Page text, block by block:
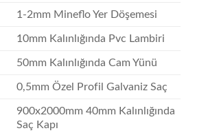
1-2mm Mineflo Yer Döşemesi
10mm Kalınlığında Pvc Lambiri
50mm Kalınlığında Cam Yünü
0,5mm Özel Profil Galvaniz Saç
900x2000mm 40mm Kalınlığında
Saç Kapı